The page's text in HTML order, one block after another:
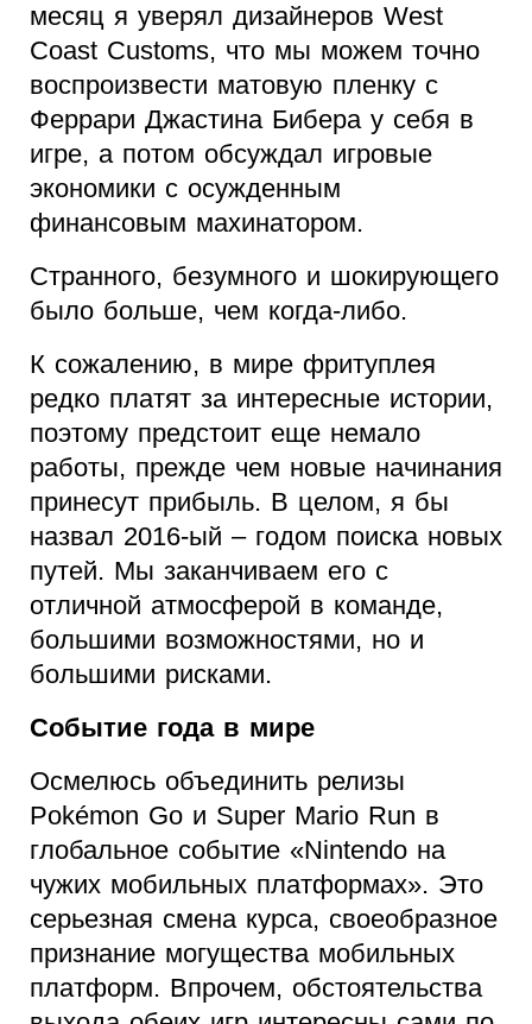
месяц я уверял дизайнеров West
Coast Customs, что мы можем точно
воспроизвести матовую пленку с
Феррари Джастина Бибера у себя в
игре, а потом обсуждал игровые
экономики с осужденным
финансовым махинатором.
Странного, безумного и шокирующего
было больше, чем когда-либо.
К сожалению, в мире фритуплея
редко платят за интересные истории,
поэтому предстоит еще немало
работы, прежде чем новые начинания
принесут прибыль. В целом, я бы
назвал 2016-ый – годом поиска новых
путей. Мы заканчиваем его с
отличной атмосферой в команде,
большими возможностями, но и
большими рисками.
Событие года в мире
Осмелюсь объединить релизы
Pokémon Go и Super Mario Run в
глобальное событие «Nintendo на
чужих мобильных платформах». Это
серьезная смена курса, своеобразное
признание могущества мобильных
платформ. Впрочем, обстоятельства